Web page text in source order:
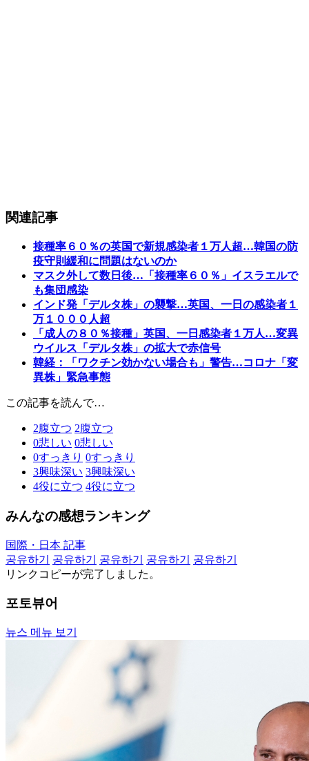
関連記事
接種率６０％の英国で新規感染者１万人超…韓国の防
疫守則緩和に問題はないのか
マスク外して数日後…「接種率６０％」イスラエルで
も集団感染
インド発「デルタ株」の襲撃…英国、一日の感染者１
万１０００人超
「成人の８０％接種」英国、一日感染者１万人…変異
ウイルス「デルタ株」の拡大で赤信号
韓経：「ワクチン効かない場合も」警告…コロナ「変
異株」緊急事態
この記事を読んで…
2腹立つ 2腹立つ
0悲しい 0悲しい
0すっきり 0すっきり
3興味深い 3興味深い
4役に立つ 4役に立つ
みんなの感想ランキング
国際・日本 記事
공유하기
공유하기 공유하기 공유하기
공유하기
リンクコピーが完了しました。
포토뷰어
뉴스 메뉴 보기